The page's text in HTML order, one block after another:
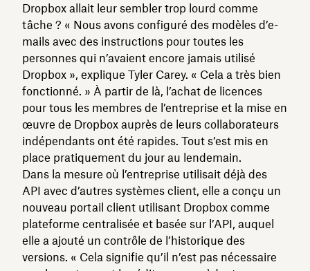
Dropbox allait leur sembler trop lourd comme
tâche ? « Nous avons configuré des modèles d’e-
mails avec des instructions pour toutes les
personnes qui n’avaient encore jamais utilisé
Dropbox », explique Tyler Carey. « Cela a très bien
fonctionné. » À partir de là, l’achat de licences
pour tous les membres de l’entreprise et la mise en
œuvre de Dropbox auprès de leurs collaborateurs
indépendants ont été rapides. Tout s’est mis en
place pratiquement du jour au lendemain.
Dans la mesure où l’entreprise utilisait déjà des
API avec d’autres systèmes client, elle a conçu un
nouveau portail client utilisant Dropbox comme
plateforme centralisée et basée sur l’API, auquel
elle a ajouté un contrôle de l’historique des
versions. « Cela signifie qu’il n’est pas nécessaire